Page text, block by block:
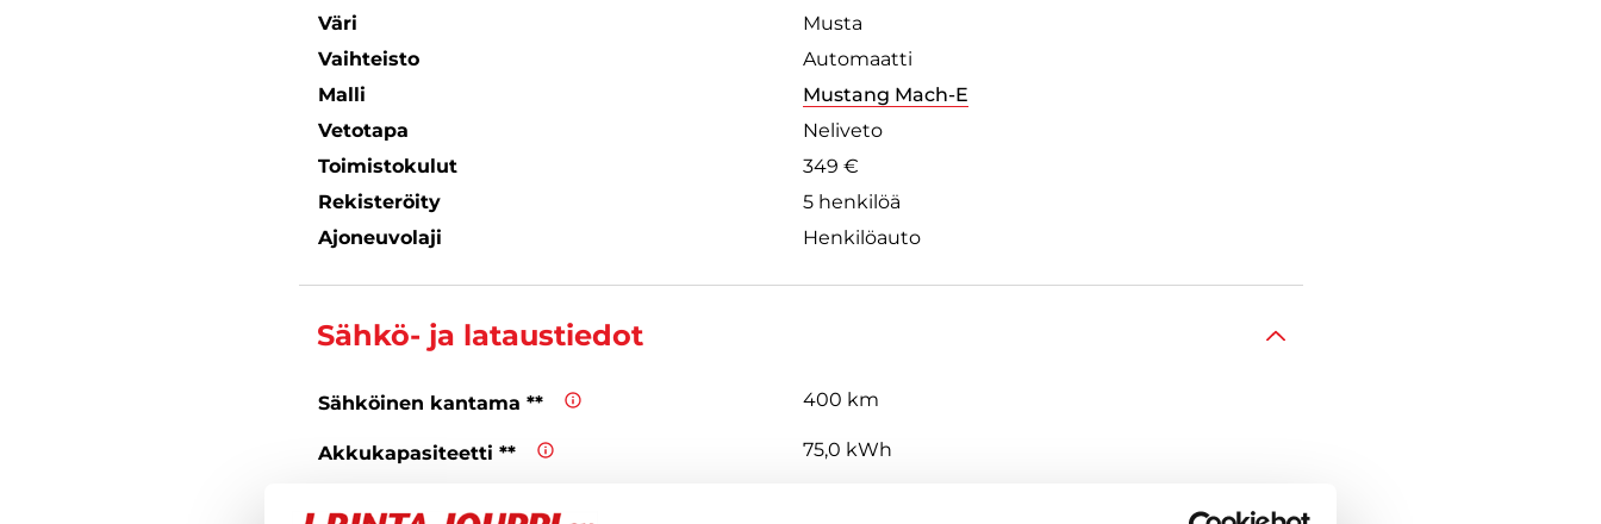
Väri
Musta
Vaihteisto
Automaatti
Malli
Mustang Mach-E
Vetotapa
Neliveto
Toimistokulut
349 €
Rekisteröity
5 henkilöä
Ajoneuvolaji
Henkilöauto
Sähkö- ja lataustiedot
Sähköinen kantama ** 400 km
Akkukapasiteetti ** 75,0 kWh